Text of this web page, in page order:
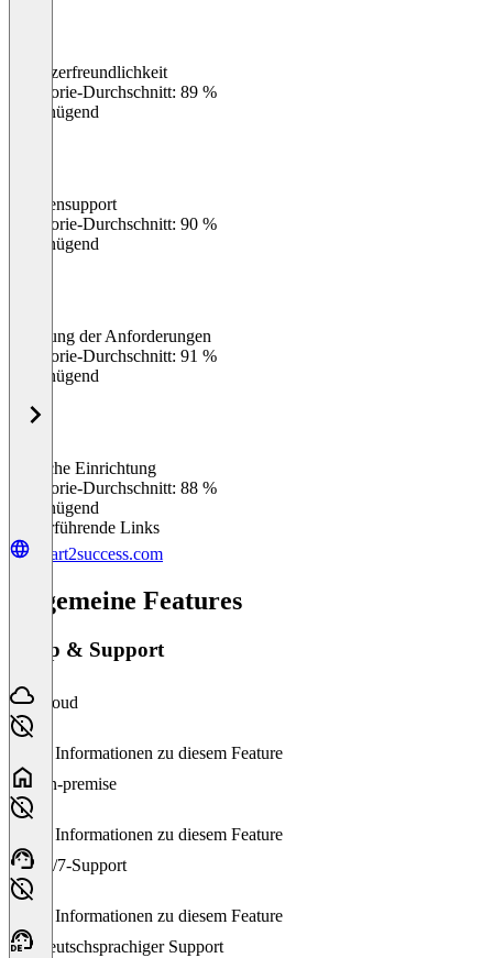
Benutzerfreundlichkeit
Kategorie-Durchschnitt: 89 %
Ungenügend
Kundensupport
Kategorie-Durchschnitt: 90 %
Ungenügend
Erfüllung der Anforderungen
Kategorie-Durchschnitt: 91 %
Ungenügend
Einfache Einrichtung
Kategorie-Durchschnitt: 88 %
Ungenügend
Weiterführende Links
smart2success.com
Allgemeine Features
Setup & Support
Cloud
Keine Informationen zu diesem Feature
On-premise
Keine Informationen zu diesem Feature
24/7-Support
Keine Informationen zu diesem Feature
Deutschsprachiger Support